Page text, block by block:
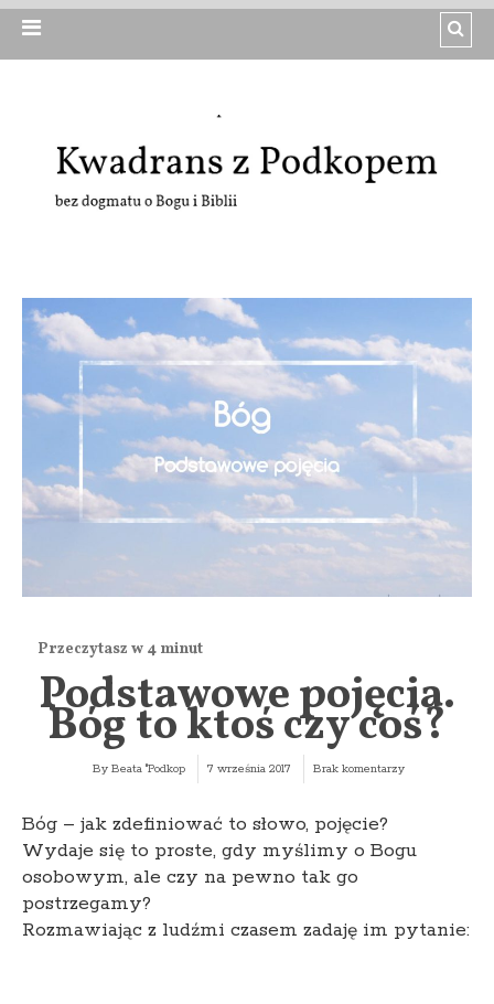
Podstawowe pojęcia.
Bóg to ktoś czy coś?
By Beata "Podkop 7 września 2017 Brak komentarzy
Bóg – jak zdefiniować to słowo, pojęcie?
Wydaje się to proste, gdy myślimy o Bogu
osobowym, ale czy na pewno tak go
postrzegamy?
Rozmawiając z ludźmi czasem zadaję im pytanie: